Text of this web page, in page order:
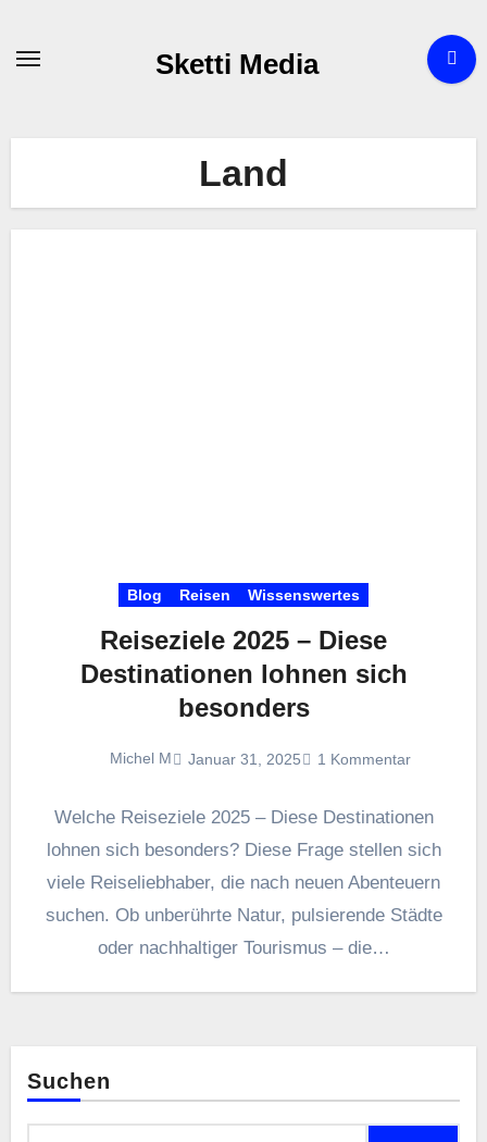
Sketti Media
Land
Blog Reisen Wissenswertes
Reiseziele 2025 – Diese
Destinationen lohnen sich
besonders
Michel M Januar 31, 2025 1 Kommentar
Welche Reiseziele 2025 – Diese Destinationen
lohnen sich besonders? Diese Frage stellen sich
viele Reiseliebhaber, die nach neuen Abenteuern
suchen. Ob unberührte Natur, pulsierende Städte
oder nachhaltiger Tourismus – die…
Suchen